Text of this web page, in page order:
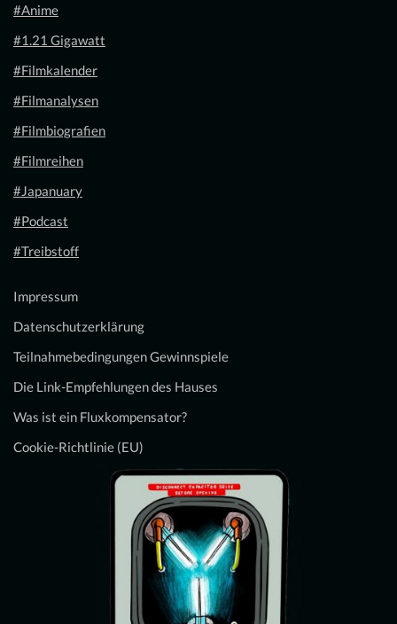
#Anime
#1.21 Gigawatt
#Filmkalender
#Filmanalysen
#Filmbiografien
#Filmreihen
#Japanuary
#Podcast
#Treibstoff
Impressum
Datenschutzerklärung
Teilnahmebedingungen Gewinnspiele
Die Link-Empfehlungen des Hauses
Was ist ein Fluxkompensator?
Cookie-Richtlinie (EU)